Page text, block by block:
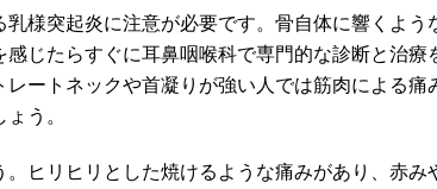
様突起炎に注意が必要です。骨自体に響くよ
じたらすぐに耳鼻咽喉科で専門的な診断と治療
ートネックや首凝りが強い人では筋肉による
う。
ヒリヒリとした焼けるような痛みがあり、赤